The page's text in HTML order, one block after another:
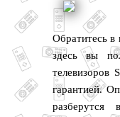
Обратитесь в
здесь вы
телевизоров
гарантией.